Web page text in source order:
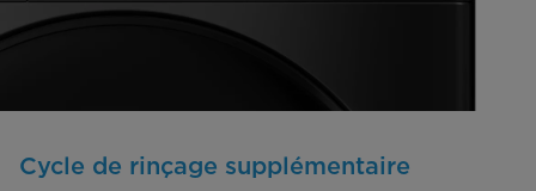
Cycle de rinçage supplémentaire